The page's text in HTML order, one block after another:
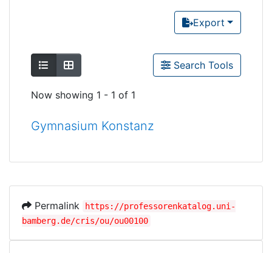
Export
Show as list
Show as grid Search Tools
Now showing 1 - 1 of 1
Gymnasium Konstanz
Permalink
https://professorenkatalog.uni-
bamberg.de/cris/ou/ou00100